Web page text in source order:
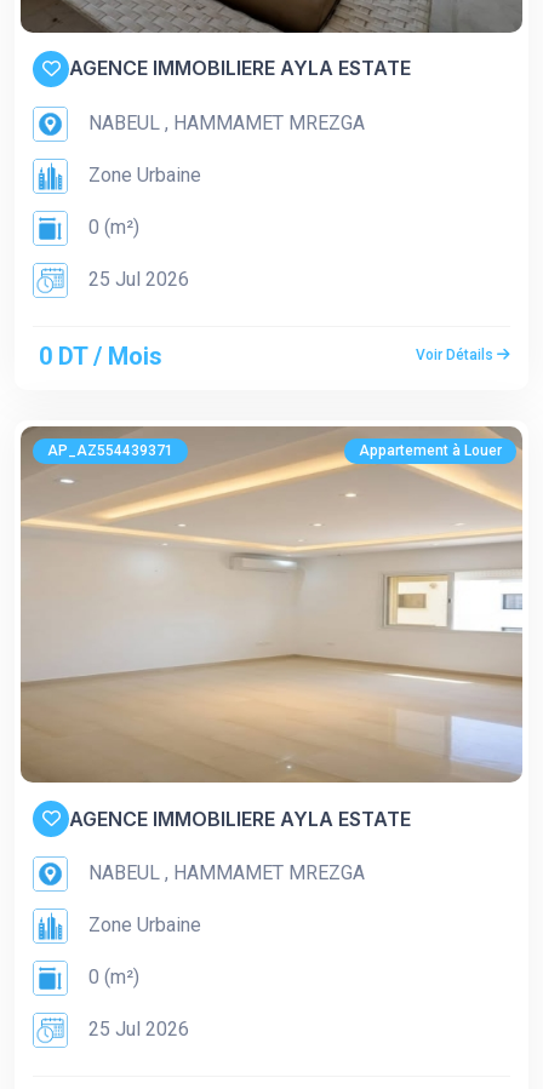
AGENCE IMMOBILIERE AYLA ESTATE
NABEUL , HAMMAMET MREZGA
Zone Urbaine
0 (m²)
25 Jul 2026
0 DT / Mois Voir Détails
AP_AZ554439371 Appartement à Louer
AGENCE IMMOBILIERE AYLA ESTATE
NABEUL , HAMMAMET MREZGA
Zone Urbaine
0 (m²)
25 Jul 2026